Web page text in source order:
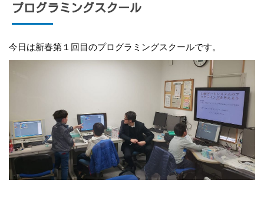
プログラミングスクール
今日は新春第１回目のプログラミングスクールです。